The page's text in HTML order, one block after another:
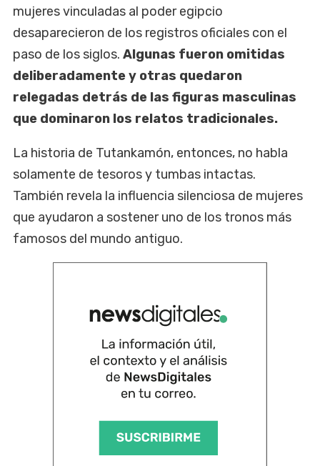
mujeres vinculadas al poder egipcio
desaparecieron de los registros oficiales con el
paso de los siglos. Algunas fueron omitidas
deliberadamente y otras quedaron
relegadas detrás de las figuras masculinas
que dominaron los relatos tradicionales.
La historia de Tutankamón, entonces, no habla
solamente de tesoros y tumbas intactas.
También revela la influencia silenciosa de mujeres
que ayudaron a sostener uno de los tronos más
famosos del mundo antiguo.